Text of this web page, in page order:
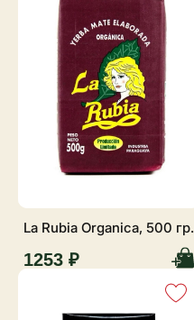
La Rubia Organica, 500 гр.
1253 ₽